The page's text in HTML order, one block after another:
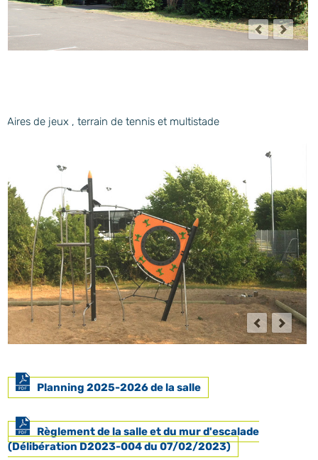
Aires de jeux , terrain de tennis et multistade
Planning 2025-2026 de la salle
Règlement de la salle et du mur d'escalade
(Délibération D2023-004 du 07/02/2023)